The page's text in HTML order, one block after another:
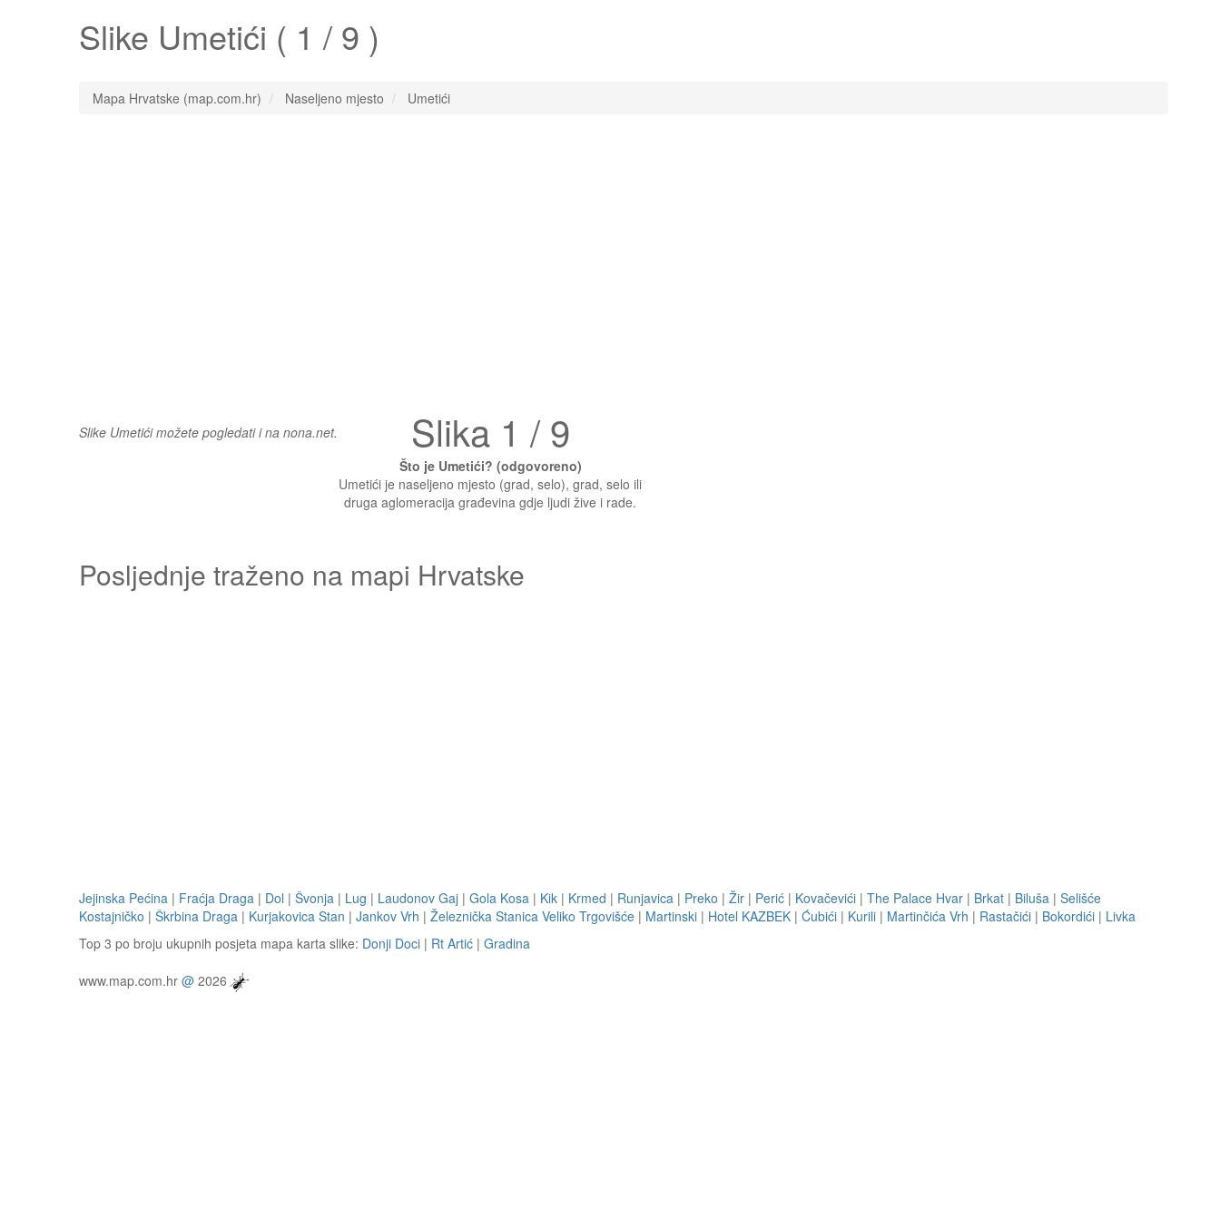
Slike Umetići ( 1 / 9 )
Mapa Hrvatske (map.com.hr) Naseljeno mjesto Umetići
Slike Umetići možete pogledati i na nona.net. Slika 1 / 9
Što je Umetići? (odgovoreno)
Umetići je naseljeno mjesto (grad, selo), grad, selo ili
druga aglomeracija građevina gdje ljudi žive i rade.
Posljednje traženo na mapi Hrvatske
Jejinska Pećina | Fraćja Draga | Dol | Švonja | Lug | Laudonov Gaj | Gola Kosa | Kik | Krmed | Runjavica | Preko | Žir | Perić | Kovačevići | The Palace Hvar | Brkat | Biluša | Selišće
Kostajničko | Škrbina Draga | Kurjakovica Stan | Jankov Vrh | Železnička Stanica Veliko Trgovišće | Martinski | Hotel KAZBEK | Ćubići | Kurili | Martinčića Vrh | Rastačići | Bokordići | Livka
Top 3 po broju ukupnih posjeta mapa karta slike: Donji Doci | Rt Artić | Gradina
www.map.com.hr @ 2026